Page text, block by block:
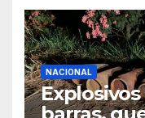
NACIONAL